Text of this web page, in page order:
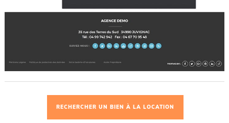
RECHERCHER UN BIEN À LA LOCATION